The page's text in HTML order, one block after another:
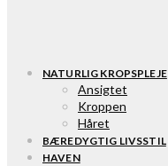
NATURLIG KROPSPLEJE
Ansigtet
Kroppen
Håret
BÆREDYGTIG LIVSSTIL
HAVEN